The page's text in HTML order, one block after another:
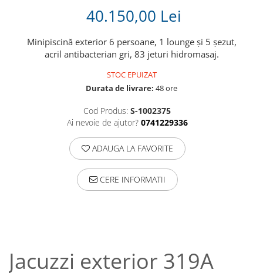
40.150,00 Lei
Minipiscină exterior 6 persoane, 1 lounge și 5 șezut,
acril antibacterian gri, 83 jeturi hidromasaj.
STOC EPUIZAT
Durata de livrare: 48 ore
Cod Produs: S-1002375
Ai nevoie de ajutor? 0741229336
ADAUGA LA FAVORITE
CERE INFORMATII
Jacuzzi exterior 319A